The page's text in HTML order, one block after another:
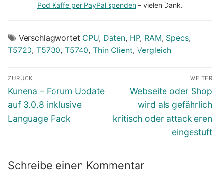
Pod Kaffe per PayPal spenden – vielen Dank.
Verschlagwortet CPU, Daten, HP, RAM, Specs,
T5720, T5730, T5740, Thin Client, Vergleich
Beitragsnavigation
ZURÜCK
Vorheriger
Beitrag:
Kunena – Forum Update
auf 3.0.8 inklusive
Language Pack
WEITER
Nächster
Beitrag:
Webseite oder Shop
wird als gefährlich
kritisch oder attackieren
eingestuft
Schreibe einen Kommentar